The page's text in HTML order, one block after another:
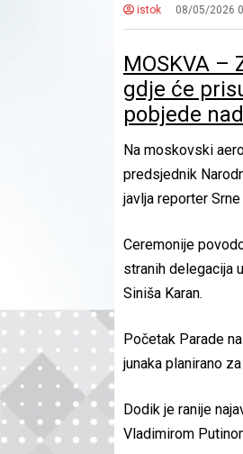
istok 08/05/2026
MOSKVA –
gdje će
pobjede
Na moskovski
predsjednik
javlja reporter
Ceremonije
stranih delegacija
Siniša Karan.
Početak Parade
junaka planirano
Dodik je ranije
Vladimirom